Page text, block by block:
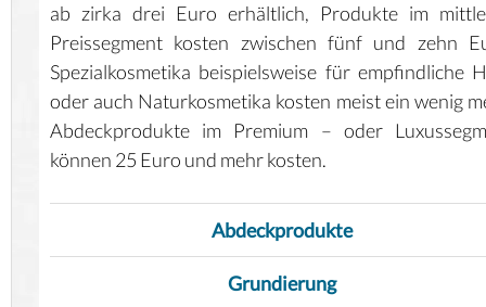
ab zirka drei Euro erhältlich, Produkte im
Preissegment kosten zwischen fünf und zehn
Spezialkosmetika beispielsweise für empfindliche
oder auch Naturkosmetika kosten meist ein wenig
Abdeckprodukte im Premium – oder
können 25 Euro und mehr kosten.
Abdeckprodukte
Grundierung